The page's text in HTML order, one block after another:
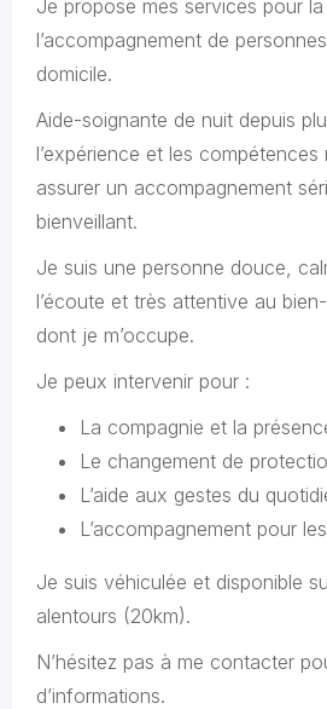
Je propose mes services pour
l’accompagnement de
domicile.
Aide-soignante de nuit depuis
l’expérience et les
assurer un accompagnement
bienveillant.
Je suis une personne douce,
l’écoute et très attentive au
dont je m’occupe.
Je peux intervenir pour :
La compagnie et la
Le changement de
L’aide aux gestes du
L’accompagnement pour
Je suis véhiculée et disponible
alentours (20km).
N’hésitez pas à me contacter
d’informations.